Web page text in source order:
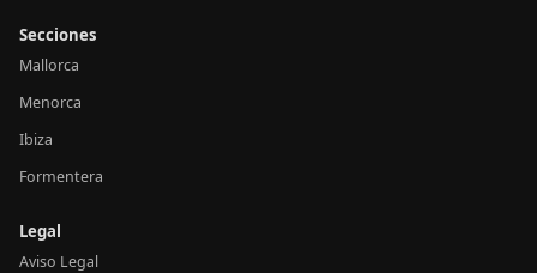
Secciones
Mallorca
Menorca
Ibiza
Formentera
Legal
Aviso Legal